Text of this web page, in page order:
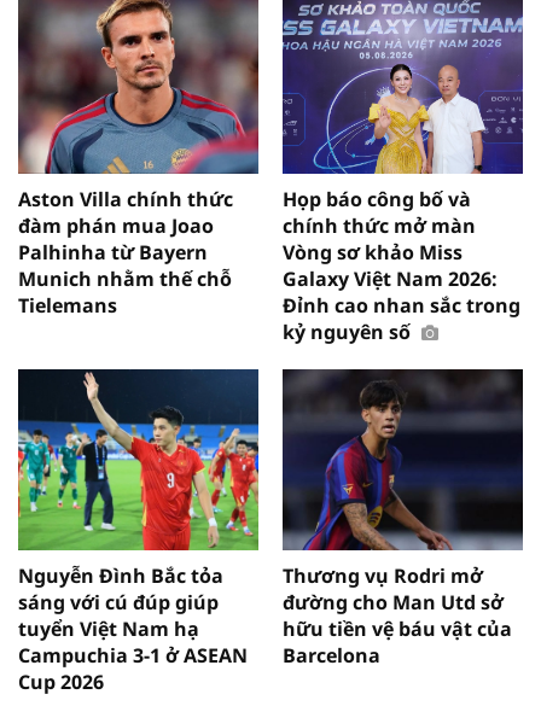
Aston Villa chính thức
đàm phán mua Joao
Palhinha từ Bayern
Munich nhằm thế chỗ
Tielemans
Họp báo công bố và
chính thức mở màn
Vòng sơ khảo Miss
Galaxy Việt Nam 2026:
Đỉnh cao nhan sắc trong
kỷ nguyên số
Nguyễn Đình Bắc tỏa
sáng với cú đúp giúp
tuyển Việt Nam hạ
Campuchia 3-1 ở ASEAN
Cup 2026
Thương vụ Rodri mở
đường cho Man Utd sở
hữu tiền vệ báu vật của
Barcelona